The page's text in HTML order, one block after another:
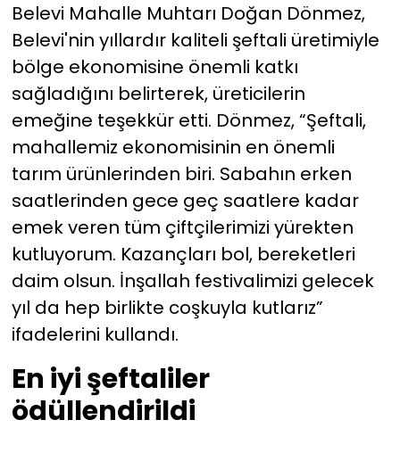
Belevi Mahalle Muhtarı Doğan Dönmez,
Belevi'nin yıllardır kaliteli şeftali üretimiyle
bölge ekonomisine önemli katkı
sağladığını belirterek, üreticilerin
emeğine teşekkür etti. Dönmez, “Şeftali,
mahallemiz ekonomisinin en önemli
tarım ürünlerinden biri. Sabahın erken
saatlerinden gece geç saatlere kadar
emek veren tüm çiftçilerimizi yürekten
kutluyorum. Kazançları bol, bereketleri
daim olsun. İnşallah festivalimizi gelecek
yıl da hep birlikte coşkuyla kutlarız”
ifadelerini kullandı.
En iyi şeftaliler
ödüllendirildi